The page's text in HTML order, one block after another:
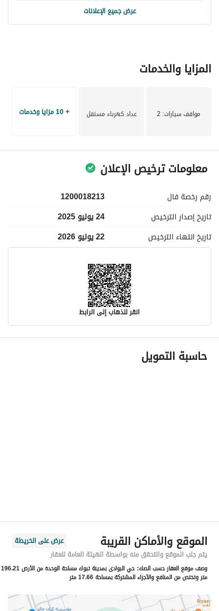
عرض جميع الإعلانات
المزايا والخدمات
مواقف سيارات: 2 عداد كهرباء مستقل + 10 مزايا وخدمات
معلومات ترخيص الإعلان
رقم رخصة فال
1200018213
تاريخ إصدار الترخيص
24 يوليو 2025
تاريخ انتهاء الترخيص 22 يوليو 2026
انقر للذهاب إلى الرابط
معلومات مسؤول الإعلان
اسم المسؤول
رقم المبنى
7741
الرقم الاضافي
4068
خط العرض
28.36132979316938
حاسبة التمويل
الموقع والأماكن القريبة
عرض على الخريطة
يتم جلب الموقع والتحقق منه بواسطة الهيئة العامة للعقار
وصف موقع العقار حسب الصك:
حي البوادى بمدينة تبوك مساحة الوحدة من الأرض 196.21
متر وتختص من المنافع والأجزاء المشتركة بمساحة 17.66 متر